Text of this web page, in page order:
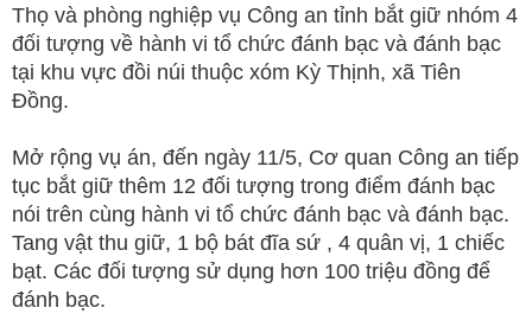
Thọ và phòng nghiệp vụ Công an tỉnh bắt giữ nhóm 4
đối tượng về hành vi tổ chức đánh bạc và đánh bạc
tại khu vực đồi núi thuộc xóm Kỳ Thịnh, xã Tiên
Đồng.
Mở rộng vụ án, đến ngày 11/5, Cơ quan Công an tiếp
tục bắt giữ thêm 12 đối tượng trong điểm đánh bạc
nói trên cùng hành vi tổ chức đánh bạc và đánh bạc.
Tang vật thu giữ, 1 bộ bát đĩa sứ , 4 quân vị, 1 chiếc
bạt. Các đối tượng sử dụng hơn 100 triệu đồng để
đánh bạc.